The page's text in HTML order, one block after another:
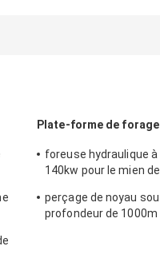
Plate-forme de forage
foreuse hydraulique
140kw pour le mien
perçage de noyau
profondeur de 1000m